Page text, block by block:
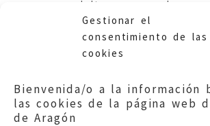
Gestionar el
consentimiento de las
cookies
Bienvenida/o a la información
las cookies de la página web
de Aragón
requisitos necesarios
descalificación.